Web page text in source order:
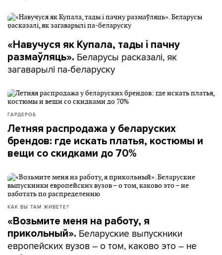
«Навучуся як Купала, тады і пачну
размаўляць». Беларусы расказалі, як
загаварылі па-беларуску
ГАРДЕРОБ
Летняя распродажа у беларуских
брендов: где искать платья, костюмы и
вещи со скидками до 70%
КАК ВЫ ТАМ ЖИВЕТЕ?
«Возьмите меня на работу, я
прикольный». Беларуские выпускники
европейских вузов – о том, каково это – не